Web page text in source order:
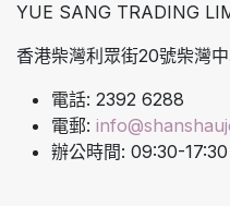
YUE SANG TRADING
香港柴灣利眾街20號柴灣
電話: 2392 6288
電郵:
辦公時間: 09:30-